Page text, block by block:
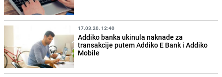
17.03.20. 12:40
Addiko banka ukinula naknade za
transakcije putem Addiko E Bank i Addiko
Mobile